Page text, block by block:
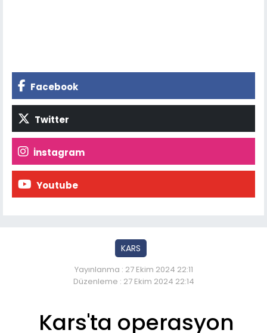
Facebook
Twitter
İnstagram
Youtube
KARS
Yayınlanma : 27 Ekim 2024 22:11
Düzenleme : 27 Ekim 2024 22:14
Kars'ta operasyon